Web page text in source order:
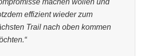
machen wollen und
effizient wieder zum
Trail nach oben kommen